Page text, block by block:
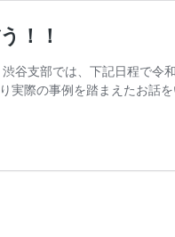
！！
谷支部では、下記日程で令
実際の事例を踏まえたお話